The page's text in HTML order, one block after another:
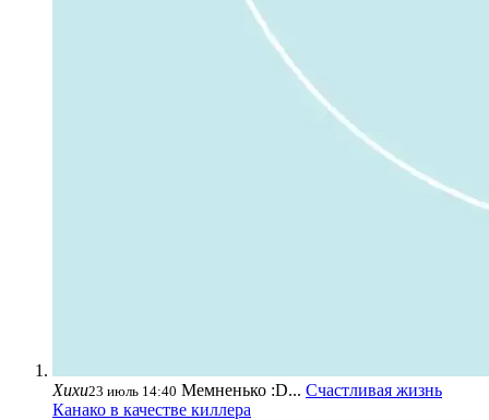
Хихи23 июль 14:40 Мемненько :D... Счастливая жизнь
Канако в качестве киллера